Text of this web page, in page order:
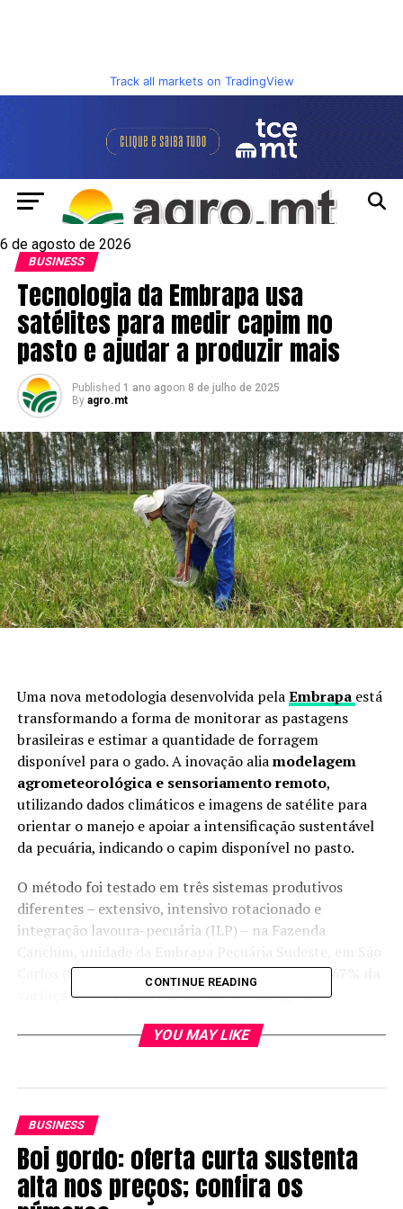
Track all markets on TradingView
6 de agosto de 2026
BUSINESS
Tecnologia da Embrapa usa
satélites para medir capim no
pasto e ajudar a produzir mais
Published 1 ano agoon 8 de julho de 2025
By agro.mt
Uma nova metodologia desenvolvida pelaEmbrapa está
transformando a forma de monitorar as pastagens
brasileiras e estimar a quantidade de forragem
disponível para o gado. A inovação aliamodelagem
agrometeorológica e sensoriamento remoto,
utilizando dados climáticos e imagens de satélite para
orientar o manejo e apoiar a intensificação sustentável
da pecuária, indicando o capim disponível no pasto.
O método foi testado em três sistemas produtivos
diferentes – extensivo, intensivo rotacionado e
integração lavoura-pecuária (ILP) – na Fazenda
Carlos (SP). O modelo aplicado explicou mais de67% da
variação observada na massa de forragem
a acurácia chegou a 86%, animando os pesquisadores.
Gustavo Bayma, analista da Embrapa Meio Ambiente.
O estudo utilizou o modelo Safer ( Simple Algorithm for
Evapotranspiration Retrieving, ou algoritmo simples
para recuperação de evapotranspiração),
CONTINUE READING
YOU MAY LIKE
BUSINESS
Boi gordo: oferta curta sustenta
alta nos preços; confira os